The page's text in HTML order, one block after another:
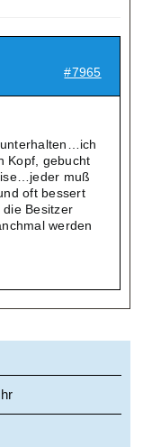
#7965
Kopf, gebucht
muß
oft bessert
Besitzer
werden